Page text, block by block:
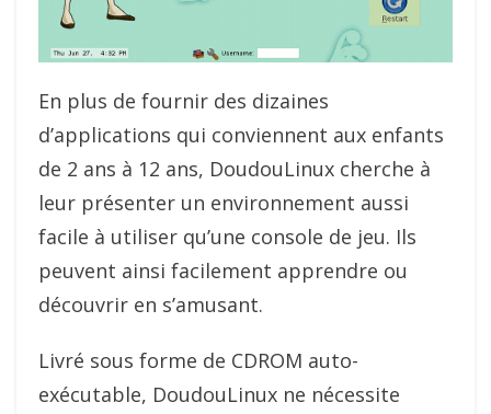
En plus de fournir des dizaines
d’applications qui conviennent aux enfants
de 2 ans à 12 ans, DoudouLinux cherche à
leur présenter un environnement aussi
facile à utiliser qu’une console de jeu. Ils
peuvent ainsi facilement apprendre ou
découvrir en s’amusant.
Livré sous forme de CDROM auto-
exécutable, DoudouLinux ne nécessite